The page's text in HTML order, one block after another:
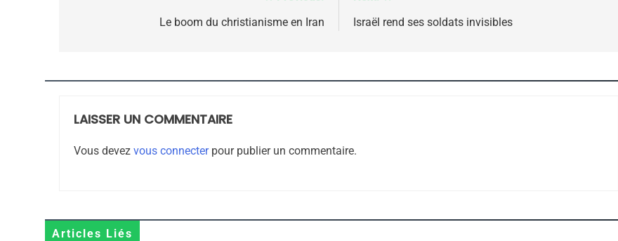
Le boom du christianisme en Iran
Israël rend ses soldats invisibles
LAISSER UN COMMENTAIRE
Vous devez vous connecterpour publier un commentaire.
Articles Liés
CE QUI NOUS MANQUE – Jacques Hadida
Terroir